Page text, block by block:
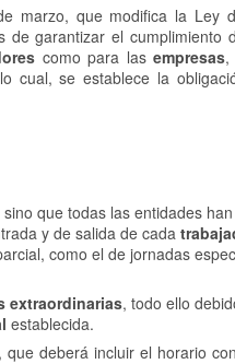
marzo, que modifica la Ley
garantizar el cumplimiento
como para las empresas,
cual, se establece la
que todas las entidades
y de salida de cada
como el de jornadas
extraordinarias, todo ello
establecida.
deberá incluir el horario